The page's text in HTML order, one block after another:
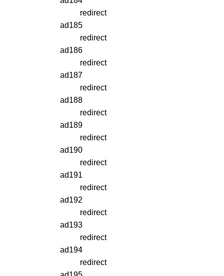
redirect
ad185
redirect
ad186
redirect
ad187
redirect
ad188
redirect
ad189
redirect
ad190
redirect
ad191
redirect
ad192
redirect
ad193
redirect
ad194
redirect